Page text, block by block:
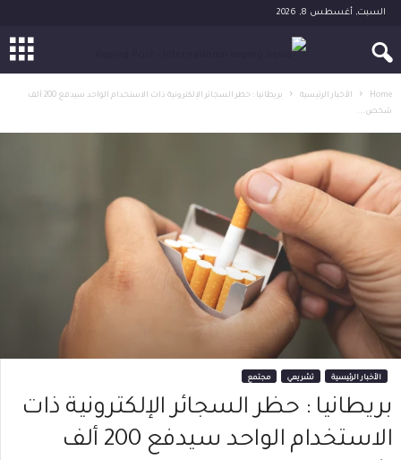
السبت, أغسطس 8, 2026
Home الأخبار الرئيسية
بريطانيا : حظر السجائر الإلكترونية ذات الاستخدام الواحد سيدفع 200 ألف
شخص...
الأخبار الرئيسية تشريعي مجتمع
بريطانيا : حظر السجائر الإلكترونية ذات
الاستخدام الواحد سيدفع 200 ألف